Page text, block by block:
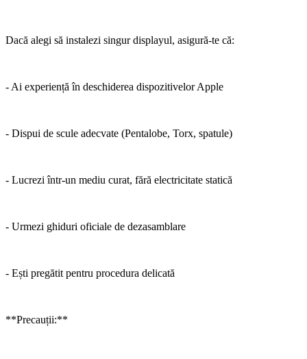
Dacă alegi să instalezi singur displayul, asigură-te că:
- Ai experiență în deschiderea dispozitivelor Apple
- Dispui de scule adecvate (Pentalobe, Torx, spatule)
- Lucrezi într-un mediu curat, fără electricitate statică
- Urmezi ghiduri oficiale de dezasamblare
- Ești pregătit pentru procedura delicată
**Precauții:**